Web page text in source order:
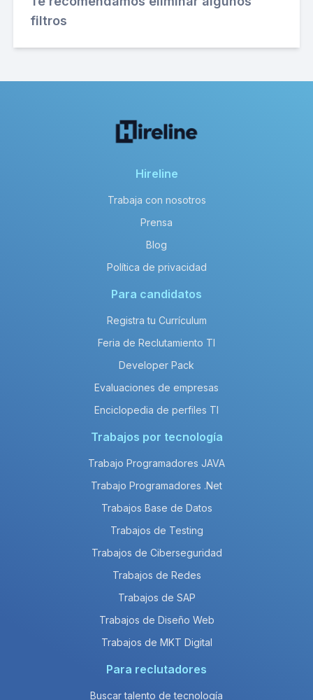
filtros
Hireline
Trabaja con nosotros
Prensa
Blog
Política de privacidad
Para candidatos
Registra tu Currículum
Feria de Reclutamiento TI
Developer Pack
Evaluaciones de empresas
Enciclopedia de perfiles TI
Trabajos por tecnología
Trabajo Programadores JAVA
Trabajo Programadores .Net
Trabajos Base de Datos
Trabajos de Testing
Trabajos de Ciberseguridad
Trabajos de Redes
Trabajos de SAP
Trabajos de Diseño Web
Trabajos de MKT Digital
Para reclutadores
Buscar talento de tecnología